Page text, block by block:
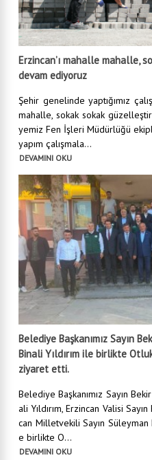
Erzincan’ı mahalle mahalle,
devam ediyoruz
Şehir genelinde yaptığımız
mahalle, sokak sokak
yemiz Fen İşleri Müdürlüğü
yapım çalışmala...
DEVAMINI OKU
Belediye Başkanımız Sayın
Binali Yıldırım ile birlikte
ziyaret etti.
Belediye Başkanımız Sayın
ali Yıldırım, Erzincan Valisi
can Milletvekili Sayın
e birlikte O...
DEVAMINI OKU